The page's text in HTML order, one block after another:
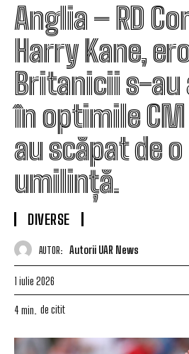
Anglia – RD
Harry Kane,
Britanicii s-au
în optimile
au scăpat de
umilință.
DIVERSE
AUTOR: Autorii UAR News
1 iulie 2026
4 min. de citit